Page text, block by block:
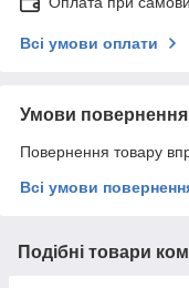
Всі умови оплати
Умови повернення
Повернення товару
Всі умови
Подібні товари